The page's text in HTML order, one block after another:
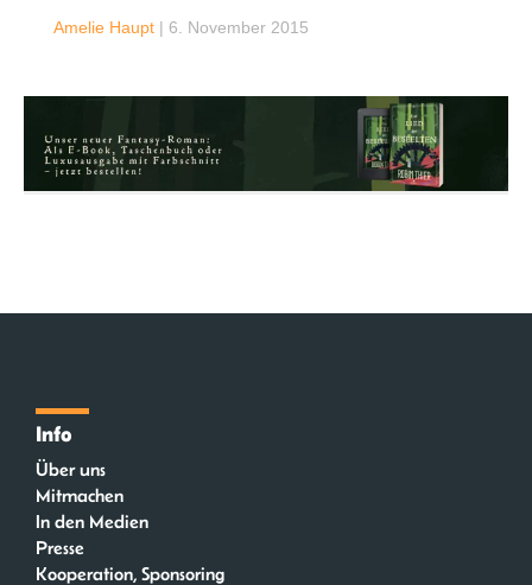
Amelie Haupt | 6. November 2015
Info
Über uns
Mitmachen
In den Medien
Presse
Kooperation, Sponsoring